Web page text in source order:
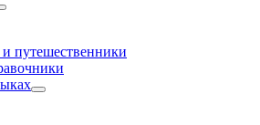
путешественники